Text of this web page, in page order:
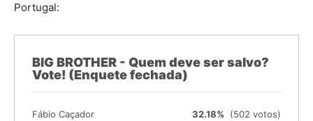
Portugal:
BIG BROTHER - Quem deve ser salvo?
Vote! (Enquete fechada)
Fábio Caçador 32.18% (502 votos)